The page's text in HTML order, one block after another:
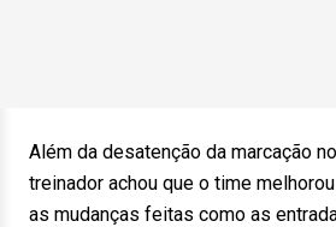
Além da desatenção da marcação
treinador achou que o time
as mudanças feitas como as